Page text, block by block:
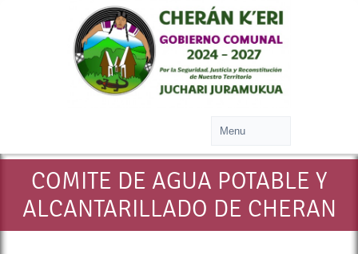
COMITE DE AGUA POTABLE Y
ALCANTARILLADO DE CHERAN